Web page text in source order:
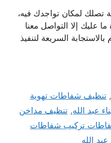
تصلك لمكان تواجدك فيه،
عليك إلا التواصل معنا
55549242 لنقوم بالاستجابة السريعة لتنفيذ
,تنظيف شفاطات تهوية
عبد الله, تنظيف مداخن
تركيب شفاطات
الله